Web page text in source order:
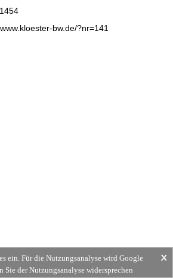
bw.de/?nr=141
ein. Für die Nutzungsanalyse wird Google
Sie der Nutzungsanalyse widersprechen